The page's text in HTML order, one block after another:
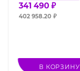
341 490 ₽
402 958.20 ₽
В КОРЗИНУ